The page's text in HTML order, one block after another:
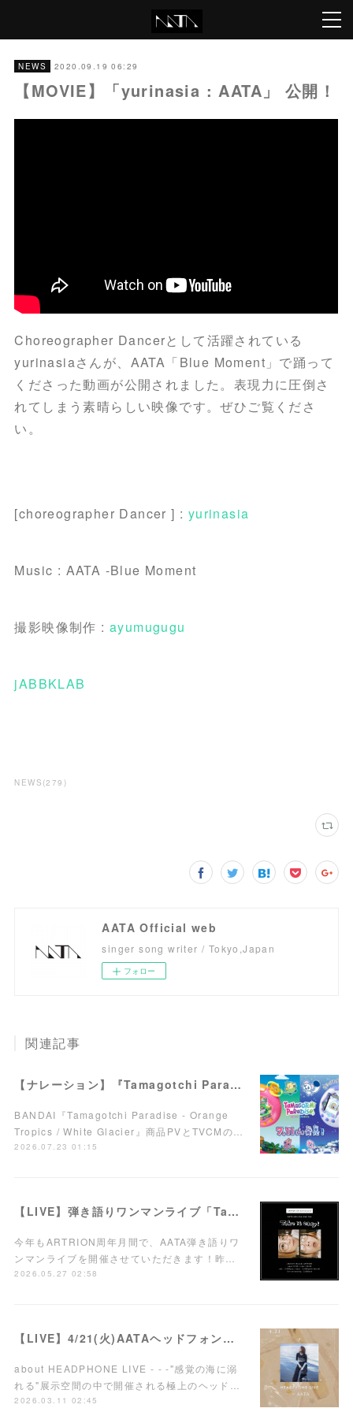
NEWS 2020.09.19 06:29
【MOVIE】「yurinasia : AATA」 公開！
Choreographer Dancerとして活躍されている
yurinasiaさんが、AATA「Blue Moment」で踊って
くださった動画が公開されました。表現力に圧倒さ
れてしまう素晴らしい映像です。ぜひご覧くださ
い。
[choreographer Dancer ] : yurinasia
Music : AATA -Blue Moment
撮影映像制作 : ayumugugu
jABBKLAB
NEWS (279 )
AATA Official web
singer song writer / Tokyo,Japan
フォロー
関連記事
【ナレーション】『Tamagotchi Paradise - Orange Tropics / White Glacier』商品PV／TVCM
BANDAI『Tamagotchi Paradise - Orange
Tropics / White Glacier』商品PVとTVCMの…
2026.07.23 01:15
【LIVE】弾き語りワンマンライブ「Take it easy!」7/15(水)西荻窪ARTRIONにて開催！
今年もARTRION周年月間で、AATA弾き語りワ
ンマンライブを開催させていただきます！昨…
2026.05.27 02:58
【LIVE】4/21(火)AATAヘッドフォンワンマンライブ開催！
about HEADPHONE LIVE - - -"感覚の海に溺
れる"展示空間の中で開催される極上のヘッド…
2026.03.11 02:45